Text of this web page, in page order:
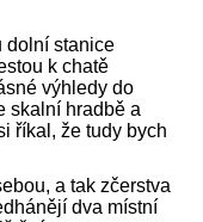
dolní stanice
k chatě
výhledy do
skalní hradbě a
říkal, že tudy bych
a tak zčerstva
dva místní